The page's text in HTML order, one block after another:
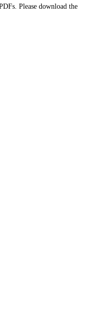
Please download the